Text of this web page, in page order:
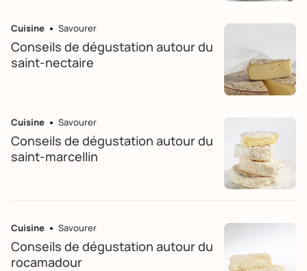
Cuisine Savourer
Conseils de dégustation autour du
saint-nectaire
Cuisine Savourer
Conseils de dégustation autour du
saint-marcellin
Cuisine Savourer
Conseils de dégustation autour du
rocamadour